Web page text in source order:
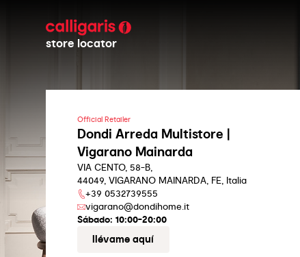
store locator
Official Retailer
Dondi Arreda Multistore |
Vigarano Mainarda
VIA CENTO, 58-B,
44049, VIGARANO MAINARDA, FE, Italia
+39 0532739555
vigarano@dondihome.it
Sábado: 10:00-20:00
llévame aquí